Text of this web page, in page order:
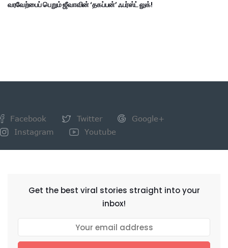
வரவேற்பைப் பெறும் ஜீவாவின் ‘தகப்பன்’ ஃபர்ஸ்ட் லுக்!
Facebook Twitter
Google+
Instagram
Youtube
Get the best viral stories straight into your
inbox!